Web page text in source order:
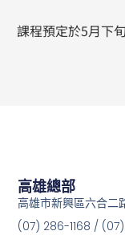
課程預定於5月下
高雄總部
高雄市新興區六合二
(07) 286-1168 /